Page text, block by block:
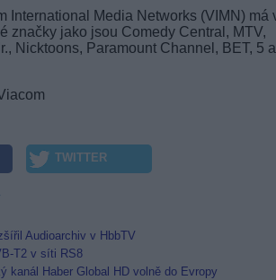
International Media Networks (VIMN) má
značky jako jsou Comedy Central, MTV,
Nicktoons, Paramount Channel, BET, 5 a
TWITTER
Audioarchiv v HbbTV
T2 v síti RS8
kanál Haber Global HD volně do Evropy